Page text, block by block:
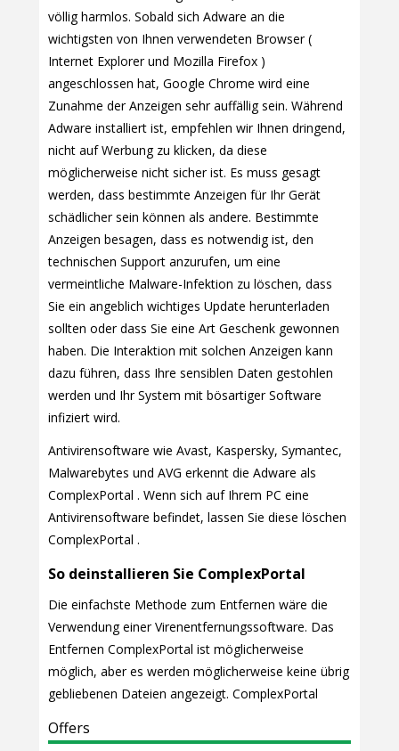
völlig harmlos. Sobald sich Adware an die
wichtigsten von Ihnen verwendeten Browser (
Internet Explorer und Mozilla Firefox )
angeschlossen hat, Google Chrome wird eine
Zunahme der Anzeigen sehr auffällig sein. Während
Adware installiert ist, empfehlen wir Ihnen dringend,
nicht auf Werbung zu klicken, da diese
möglicherweise nicht sicher ist. Es muss gesagt
werden, dass bestimmte Anzeigen für Ihr Gerät
schädlicher sein können als andere. Bestimmte
Anzeigen besagen, dass es notwendig ist, den
technischen Support anzurufen, um eine
vermeintliche Malware-Infektion zu löschen, dass
Sie ein angeblich wichtiges Update herunterladen
sollten oder dass Sie eine Art Geschenk gewonnen
haben. Die Interaktion mit solchen Anzeigen kann
dazu führen, dass Ihre sensiblen Daten gestohlen
werden und Ihr System mit bösartiger Software
infiziert wird.
Antivirensoftware wie Avast, Kaspersky, Symantec,
Malwarebytes und AVG erkennt die Adware als
ComplexPortal . Wenn sich auf Ihrem PC eine
Antivirensoftware befindet, lassen Sie diese löschen
ComplexPortal .
So deinstallieren Sie ComplexPortal
Die einfachste Methode zum Entfernen wäre die
Verwendung einer Virenentfernungssoftware. Das
Entfernen ComplexPortal ist möglicherweise
möglich, aber es werden möglicherweise keine übrig
gebliebenen Dateien angezeigt. ComplexPortal
Offers